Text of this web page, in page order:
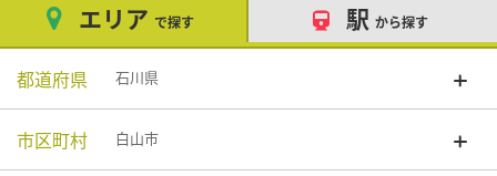
エリア で探す 駅 から探す
都道府県 石川県
市区町村 白山市